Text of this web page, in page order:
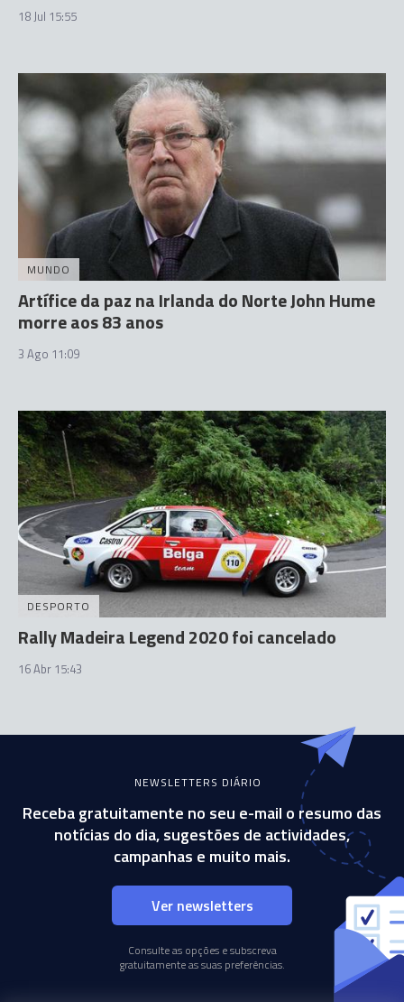
18 Jul 15:55
MUNDO
Artífice da paz na Irlanda do Norte John Hume
morre aos 83 anos
3 Ago 11:09
DESPORTO
Rally Madeira Legend 2020 foi cancelado
16 Abr 15:43
NEWSLETTERS DIÁRIO
Receba gratuitamente no seu e-mail o resumo das
notícias do dia, sugestões de actividades,
campanhas e muito mais.
Ver newsletters
Consulte as opções e subscreva
gratuitamente as suas preferências.